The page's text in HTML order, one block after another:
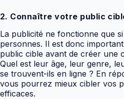
2. Connaître votre public
La publicité ne fonctionne que
personnes. Il est donc
public cible avant de créer une
Quel est leur âge, leur genre,
se trouvent-ils en ligne ? En
vous pourrez mieux cibler vos
efficaces.